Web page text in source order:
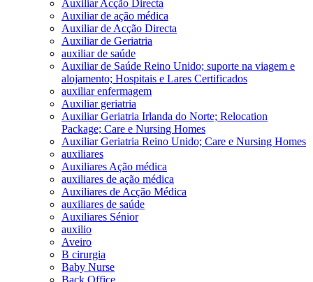
Auxiliar Acção Directa
Auxiliar de ação médica
Auxiliar de Acção Directa
Auxiliar de Geriatria
auxiliar de saúde
Auxiliar de Saúde Reino Unido; suporte na viagem e
alojamento; Hospitais e Lares Certificados
auxiliar enfermagem
Auxiliar geriatria
Auxiliar Geriatria Irlanda do Norte; Relocation
Package; Care e Nursing Homes
Auxiliar Geriatria Reino Unido; Care e Nursing Homes
auxiliares
Auxiliares Ação médica
auxiliares de ação médica
Auxiliares de Acção Médica
auxiliares de saúde
Auxiliares Sénior
auxilio
Aveiro
B cirurgia
Baby Nurse
Back Office